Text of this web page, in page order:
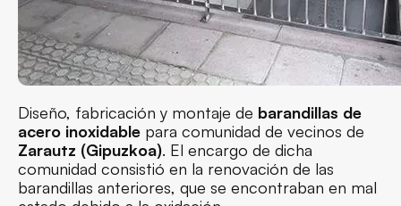
Diseño, fabricación y montaje de barandillas de
acero inoxidable para comunidad de vecinos de
Zarautz (Gipuzkoa). El encargo de dicha
comunidad consistió en la renovación de las
barandillas anteriores, que se encontraban en mal